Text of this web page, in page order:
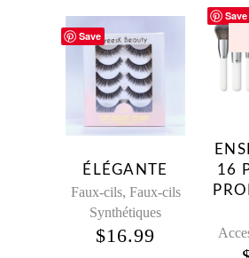
Save
ÉLÉGANTE
Faux-cils, Faux-cils
Synthétiques
$16.99
Save
16